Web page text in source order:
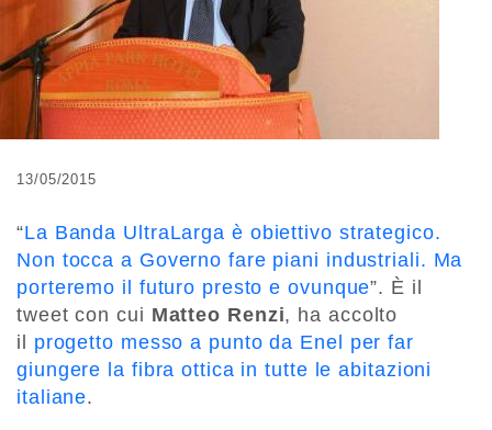
13/05/2015
“La Banda UltraLarga è obiettivo strategico.
Non tocca a Governo fare piani industriali. Ma
porteremo il futuro presto e ovunque”. È il
tweet con cui Matteo Renzi, ha accolto
il progetto messo a punto da Enel per far
giungere la fibra ottica in tutte le abitazioni
italiane.